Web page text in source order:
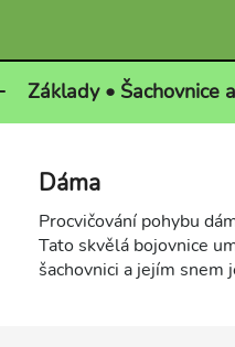
Základy • Šachovnice
Dáma
Procvičování pohybu
Tato skvělá bojovnice
šachovnici a jejím snem